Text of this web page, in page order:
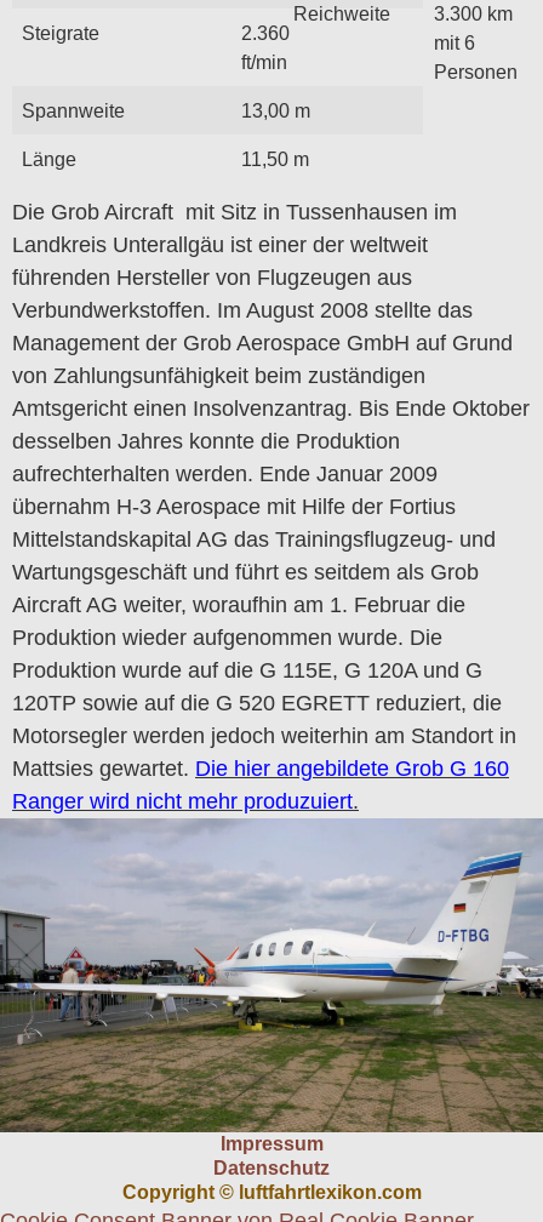
Steigrate
2.360
ft/min
Spannweite 13,00 m
Länge 11,50 m
Reichweite
3.300 km
mit 6
Personen
Die Grob Aircraft mit Sitz in Tussenhausen im
Landkreis Unterallgäu ist einer der weltweit
führenden Hersteller von Flugzeugen aus
Verbundwerkstoffen. Im August 2008 stellte das
Management der Grob Aerospace GmbH auf Grund
von Zahlungsunfähigkeit beim zuständigen
Amtsgericht einen Insolvenzantrag. Bis Ende Oktober
desselben Jahres konnte die Produktion
aufrechterhalten werden. Ende Januar 2009
übernahm H-3 Aerospace mit Hilfe der Fortius
Mittelstandskapital AG das Trainingsflugzeug- und
Wartungsgeschäft und führt es seitdem als Grob
Aircraft AG weiter, woraufhin am 1. Februar die
Produktion wieder aufgenommen wurde. Die
Produktion wurde auf die G 115E, G 120A und G
120TP sowie auf die G 520 EGRETT reduziert, die
Motorsegler werden jedoch weiterhin am Standort in
Mattsies gewartet. Die hier angebildete Grob G 160
Ranger wird nicht mehr produzuiert.
Impressum
Datenschutz
Copyright © luftfahrtlexikon.com